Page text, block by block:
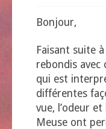
Bonjour,
Faisant suite
rebondis avec
qui est
différentes
vue, l’odeur
Meuse ont